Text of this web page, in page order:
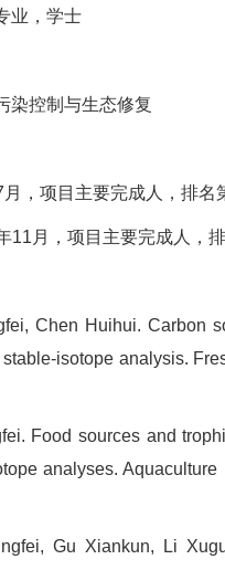
业，学士
控制与生态修复
项目主要完成人，排名
月，项目主要完成人，排
Chen Huihui. Carbon
isotope analysis.
Food sources and
analyses.
Gu Xiankun, Li